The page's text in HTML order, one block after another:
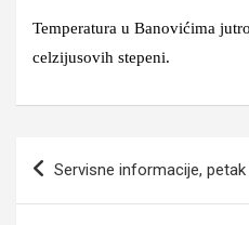
Temperatura u Banovićima
celzijusovih stepeni.
Servisne informacije,